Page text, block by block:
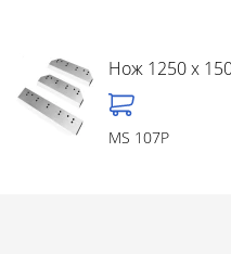
Нож 1250 x
MS 107P